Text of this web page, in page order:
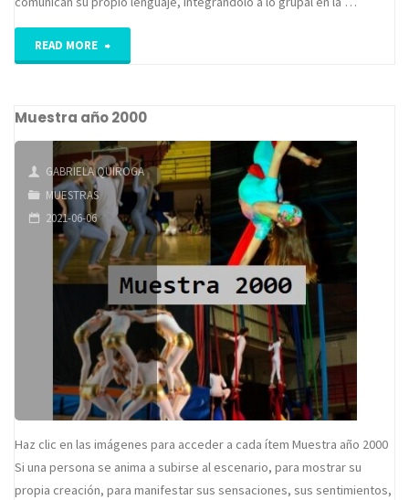
READ MORE "Muestra
2001"
Muestra año 2000
GABRIELA QUIROGA
MUESTRAS
2021-06-06
Haz clic en las imágenes para acceder a cada ítem Muestra año 2000
Si una persona se anima a subirse al escenario, para mostrar su
propia creación, para manifestar sus sensaciones, sus sentimientos,